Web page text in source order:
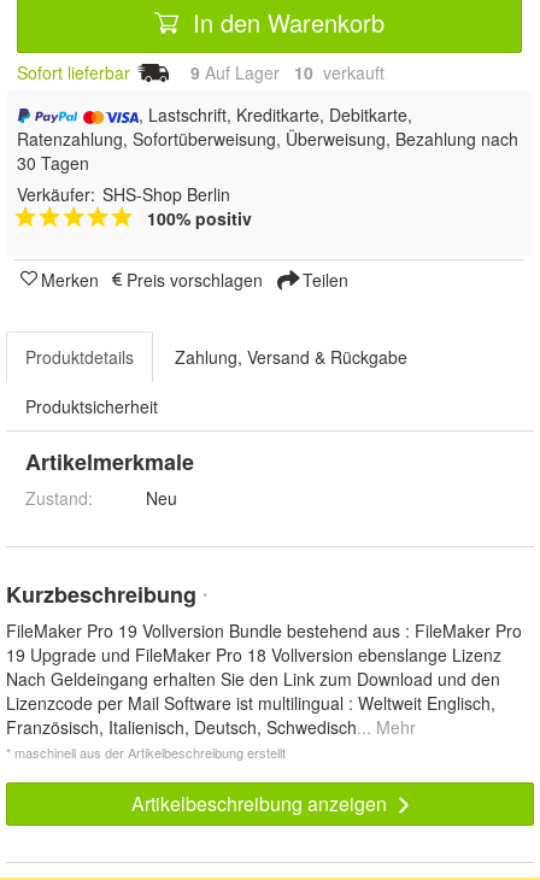
In den Warenkorb
Sofort lieferbar 9 Auf Lager 10 verkauft
, Lastschrift, Kreditkarte, Debitkarte,
Ratenzahlung, Sofortüberweisung, Überweisung, Bezahlung nach
30 Tagen
Verkäufer: SHS-Shop Berlin
100% positiv
Merken Preis vorschlagen Teilen
Produktdetails Zahlung, Versand & Rückgabe
Produktsicherheit
Artikelmerkmale
Zustand: Neu
Kurzbeschreibung *
FileMaker Pro 19 Vollversion Bundle bestehend aus : FileMaker Pro
19 Upgrade und FileMaker Pro 18 Vollversion ebenslange Lizenz
Nach Geldeingang erhalten Sie den Link zum Download und den
Lizenzcode per Mail Software ist multilingual : Weltweit Englisch,
Französisch, Italienisch, Deutsch, Schwedisch... Mehr
* maschinell aus der Artikelbeschreibung erstellt
Artikelbeschreibung anzeigen